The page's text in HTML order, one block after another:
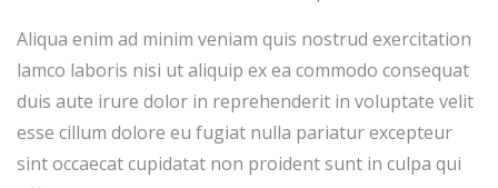
Aliqua enim ad minim veniam quis nostrud exercitation
lamco laboris nisi ut aliquip ex ea commodo consequat
duis aute irure dolor in reprehenderit in voluptate velit
esse cillum dolore eu fugiat nulla pariatur excepteur
sint occaecat cupidatat non proident sunt in culpa qui